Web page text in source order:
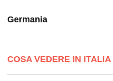
Germania
COSA VEDERE IN ITALIA